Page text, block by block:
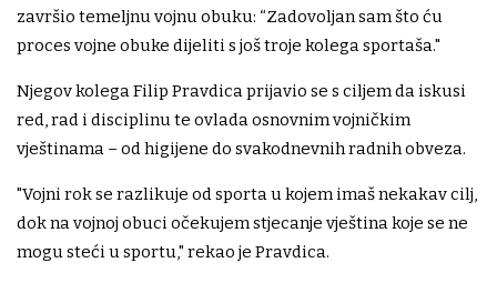
završio temeljnu vojnu obuku: “Zadovoljan sam što ću
proces vojne obuke dijeliti s još troje kolega sportaša."
Njegov kolega Filip Pravdica prijavio se s ciljem da iskusi
red, rad i disciplinu te ovlada osnovnim vojničkim
vještinama – od higijene do svakodnevnih radnih obveza.
"Vojni rok se razlikuje od sporta u kojem imaš nekakav cilj,
dok na vojnoj obuci očekujem stjecanje vještina koje se ne
mogu steći u sportu," rekao je Pravdica.